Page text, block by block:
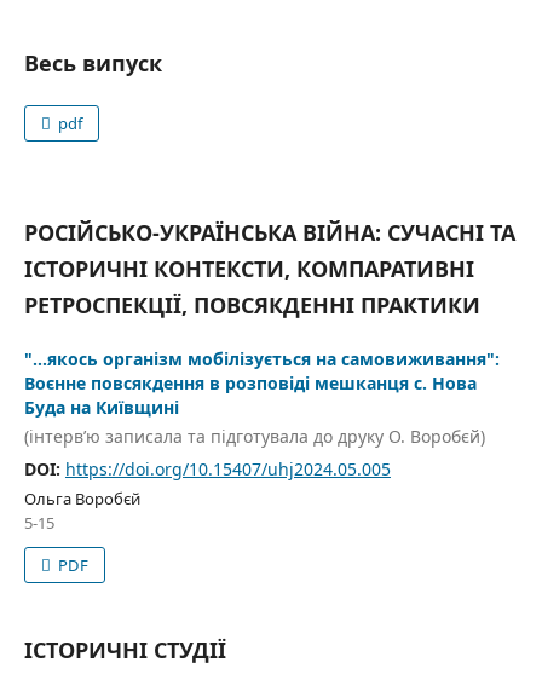
Весь випуск
pdf
РОСІЙСЬКО-УКРАЇНСЬКА ВІЙНА: СУЧАСНІ ТА
ІСТОРИЧНІ КОНТЕКСТИ, КОМПАРАТИВНІ
РЕТРОСПЕКЦІЇ, ПОВСЯКДЕННІ ПРАКТИКИ
"…якось організм мобілізується на самовиживання":
Воєнне повсякдення в розповіді мешканця с. Нова
Буда на Київщині
(інтерв’ю записала та підготувала до друку О. Воробєй)
DOI: https://doi.org/10.15407/uhj2024.05.005
Ольга Воробєй
5-15
PDF
ІСТОРИЧНІ СТУДІЇ